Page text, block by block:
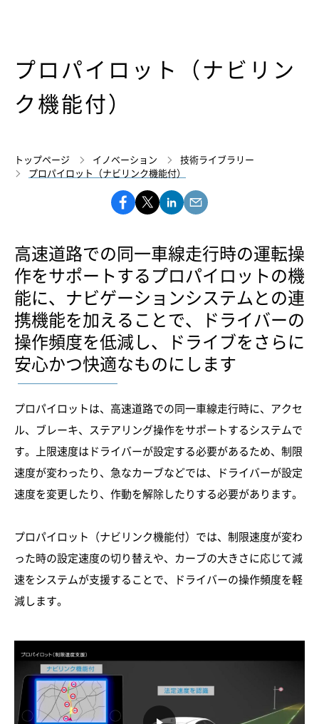
プロパイロット（ナビリン
ク機能付）
トップページ イノベーション
技術ライブラリー
プロパイロット（ナビリンク機能付）
高速道路での同一車線走行時の運転操
作をサポートするプロパイロットの機
能に、ナビゲーションシステムとの連
携機能を加えることで、ドライバーの
操作頻度を低減し、ドライブをさらに
安心かつ快適なものにします
プロパイロットは、高速道路での同一車線走行時に、アクセ
ル、ブレーキ、ステアリング操作をサポートするシステムで
す。上限速度はドライバーが設定する必要があるため、制限
速度が変わったり、急なカーブなどでは、ドライバーが設定
速度を変更したり、作動を解除したりする必要があります。
プロパイロット（ナビリンク機能付）では、制限速度が変わ
った時の設定速度の切り替えや、カーブの大きさに応じて減
速をシステムが支援することで、ドライバーの操作頻度を軽
減します。